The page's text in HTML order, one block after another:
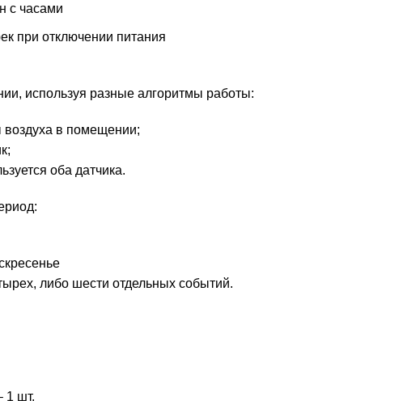
с часами
при отключении питания
используя разные алгоритмы работы:
воздуха в помещении;
оба датчика.
либо шести отдельных событий.
1 шт.